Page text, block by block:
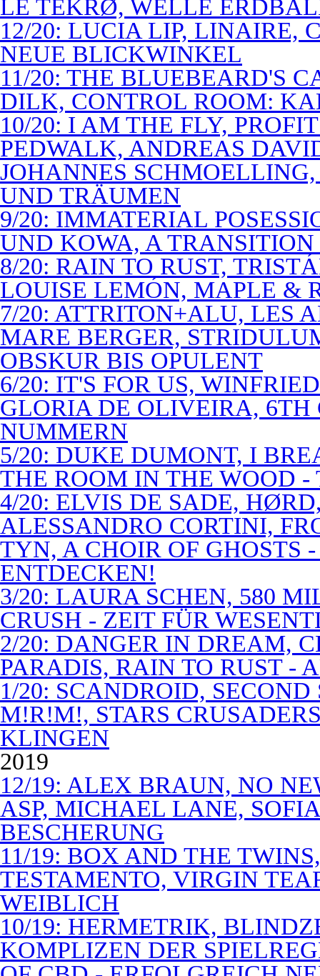
LE TEKRØ, WELLE
12/20: LUCIA LIP, LINAIRE,
NEUE BLICKWINKEL
11/20: THE BLUEBEARD'S
DILK, CONTROL ROOM:
10/20: I AM THE FLY,
PEDWALK, ANDREAS
JOHANNES
UND TRÄUMEN
9/20: IMMATERIAL
UND KOWA, A
8/20: RAIN TO RUST,
LOUISE LEMÓN, MAPLE &
7/20: ATTRITON+ALU, LES
MARE BERGER,
OBSKUR BIS OPULENT
6/20: IT'S FOR US,
GLORIA DE OLIVEIRA, 6TH
NUMMERN
5/20: DUKE DUMONT, I
THE ROOM IN THE WOOD
4/20: ELVIS DE SADE,
ALESSANDRO CORTINI,
TYN, A CHOIR OF GHOSTS
ENTDECKEN!
3/20: LAURA SCHEN, 580
CRUSH - ZEIT FÜR
2/20: DANGER IN DREAM,
PARADIS, RAIN TO RUST -
1/20: SCANDROID,
M!R!M!, STARS
KLINGEN
2019
12/19: ALEX BRAUN, NO
ASP, MICHAEL LANE,
BESCHERUNG
11/19: BOX AND THE
TESTAMENTO, VIRGIN
WEIBLICH
10/19: HERMETRIK,
KOMPLIZEN DER